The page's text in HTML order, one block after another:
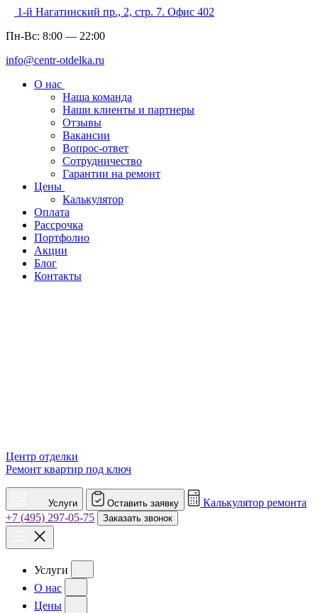
1-й Нагатинский пр., 2, стр. 7. Офис 402
Пн-Вс: 8:00 — 22:00
info@centr-otdelka.ru
О нас
Наша команда
Наши клиенты и партнеры
Отзывы
Вакансии
Вопрос-ответ
Сотрудничество
Гарантии на ремонт
Цены
Калькулятор
Оплата
Рассрочка
Портфолио
Акции
Блог
Контакты
Центр отделки
Ремонт квартир под ключ
Услуги Оставить заявку
Калькулятор ремонта
+7 (495) 297-05-75
Заказать звонок
Услуги
О нас
Цены